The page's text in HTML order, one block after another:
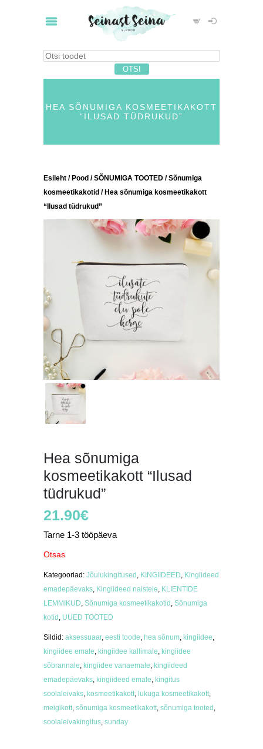
HEA SÕNUMIGA KOSMEETIKAKOTT
“ILUSAD TÜDRUKUD”
Esileht / Pood /SÕNUMIGA TOOTED /Sõnumiga
kosmeetikakotid / Hea sõnumiga kosmeetikakott
“Ilusad tüdrukud”
Hea sõnumiga
kosmeetikakott “Ilusad
tüdrukud”
21.90€
Tarne 1-3 tööpäeva
Otsas
Kategooriad: Jõulukingitused , KINGIIDEED, Kingiideed
emadepäevaks, Kingiideed naistele, KLIENTIDE
LEMMIKUD, Sõnumiga kosmeetikakotid , Sõnumiga
kotid , UUED TOOTED
Sildid: aksessuaar, eesti toode, hea sõnum, kingiidee,
kingiidee emale, kingiidee kallimale, kingiidee
sõbrannale, kingiidee vanaemale, kingiideed
emadepäevaks, kingiideed emale, kingitus
soolaleivaks, kosmeetikakott, lukuga kosmeetikakott,
meigikott, sõnumiga kosmeetikakott, sõnumiga tooted ,
soolaleivakingitus, sunday